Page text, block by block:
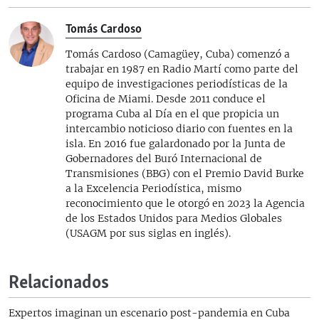
Tomás Cardoso
Tomás Cardoso (Camagüey, Cuba) comenzó a
trabajar en 1987 en Radio Martí como parte del
equipo de investigaciones periodísticas de la
Oficina de Miami. Desde 2011 conduce el
programa Cuba al Día en el que propicia un
intercambio noticioso diario con fuentes en la
isla. En 2016 fue galardonado por la Junta de
Gobernadores del Buró Internacional de
Transmisiones (BBG) con el Premio David Burke
a la Excelencia Periodística, mismo
reconocimiento que le otorgó en 2023 la Agencia
de los Estados Unidos para Medios Globales
(USAGM por sus siglas en inglés).
Relacionados
Expertos imaginan un escenario post-pandemia en Cuba